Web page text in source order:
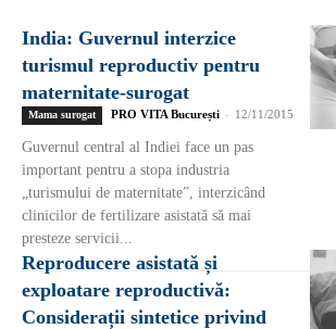
India: Guvernul interzice
turismul reproductiv pentru
maternitate-surogat
Mama surogat PRO VITA București - 12/11/2015
Guvernul central al Indiei face un pas
important pentru a stopa industria
„turismului de maternitate”, interzicând
clinicilor de fertilizare asistată să mai
presteze servicii...
Reproducere asistată și
exploatare reproductivă:
Considerații sintetice privind